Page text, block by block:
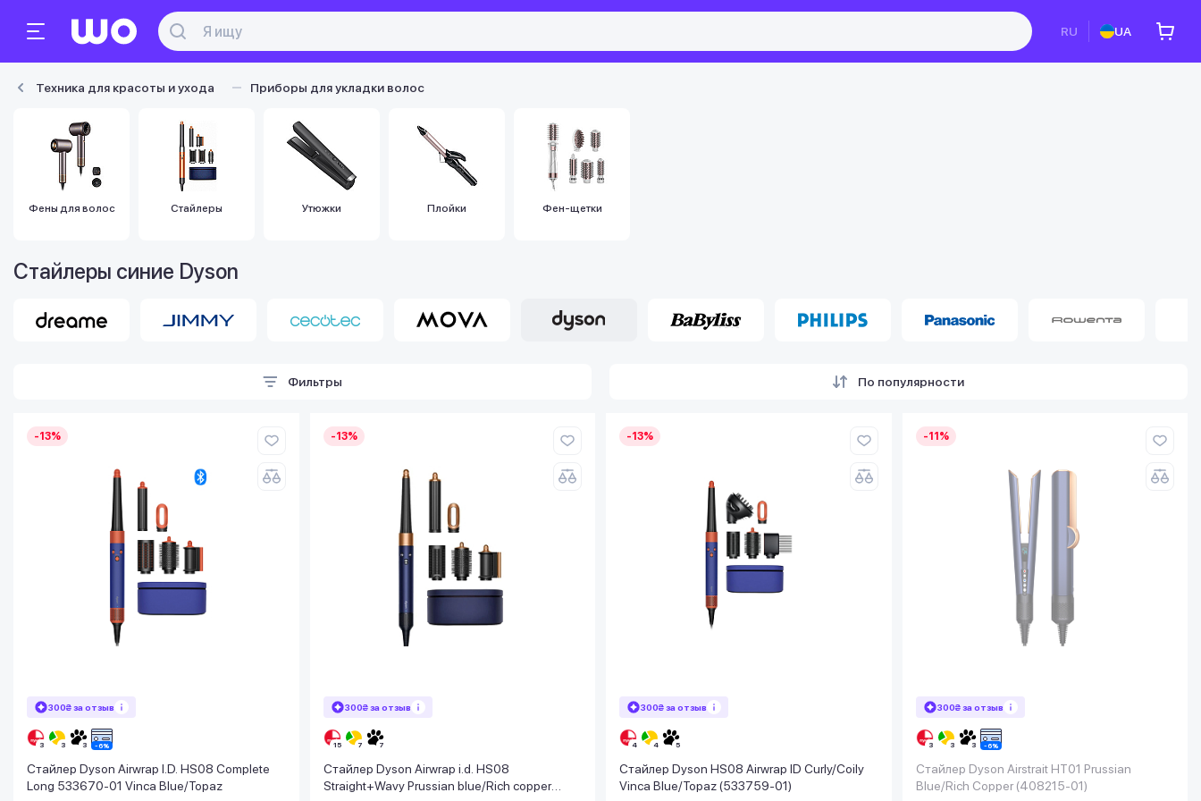
RU UA
Техника для красоты и ухода Приборы для укладки волос
Фены для волос Стайлеры Утюжки Плойки Фен-щетки
Стайлеры синие Dyson
Фильтры По популярности
-13%
300₴ за отзыв
Стайлер Dyson Airwrap I.D. HS08 Complete
Long 533670-01 Vinca Blue/Topaz
-13%
300₴ за отзыв
Стайлер Dyson Airwrap i.d. HS08
Straight+Wavy Prussian blue/Rich copper
-13%
300₴ за отзыв
Стайлер Dyson HS08 Airwrap ID Curly/Coily
Vinca Blue/Topaz (533759-01)
-11%
300₴ за отзыв
Стайлер Dyson Airstrait HT01 Prussian
Blue/Rich Copper (408215-01)